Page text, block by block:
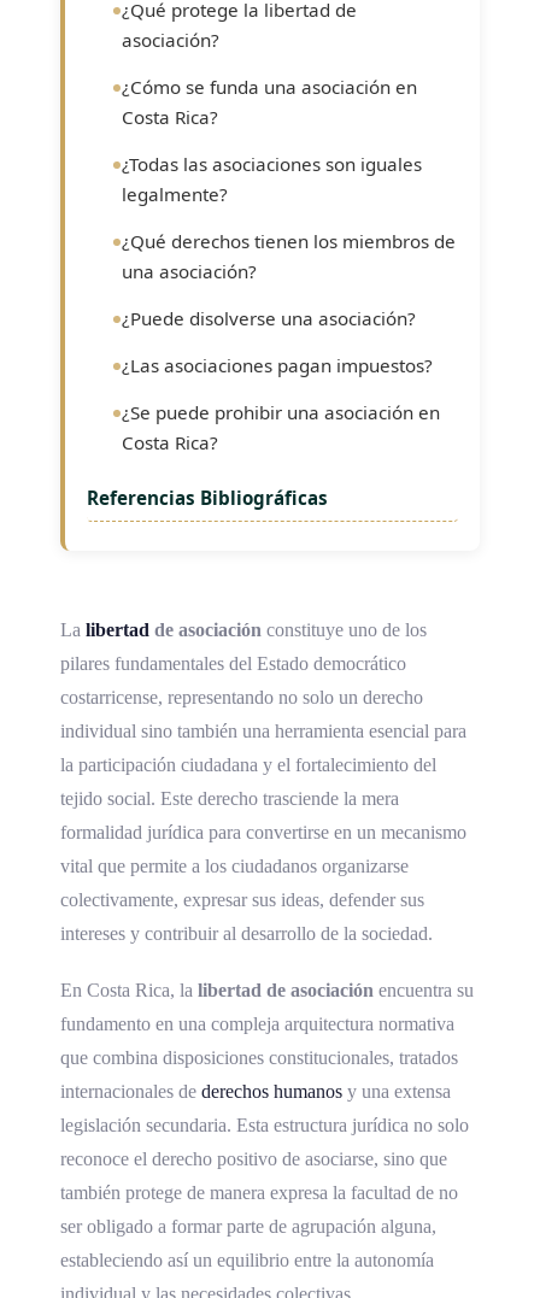
¿Qué protege la libertad de
asociación?
¿Cómo se funda una asociación en
Costa Rica?
¿Todas las asociaciones son iguales
legalmente?
¿Qué derechos tienen los miembros de
una asociación?
¿Puede disolverse una asociación?
¿Las asociaciones pagan impuestos?
¿Se puede prohibir una asociación en
Costa Rica?
Referencias Bibliográficas
La libertad de asociación constituye uno de los
pilares fundamentales del Estado democrático
costarricense, representando no solo un derecho
individual sino también una herramienta esencial para
la participación ciudadana y el fortalecimiento del
tejido social. Este derecho trasciende la mera
formalidad jurídica para convertirse en un mecanismo
vital que permite a los ciudadanos organizarse
colectivamente, expresar sus ideas, defender sus
intereses y contribuir al desarrollo de la sociedad.
En Costa Rica, la libertad de asociación encuentra su
fundamento en una compleja arquitectura normativa
que combina disposiciones constitucionales, tratados
internacionales de derechos humanos y una extensa
legislación secundaria. Esta estructura jurídica no solo
reconoce el derecho positivo de asociarse, sino que
también protege de manera expresa la facultad de no
ser obligado a formar parte de agrupación alguna,
estableciendo así un equilibrio entre la autonomía
individual y las necesidades colectivas.